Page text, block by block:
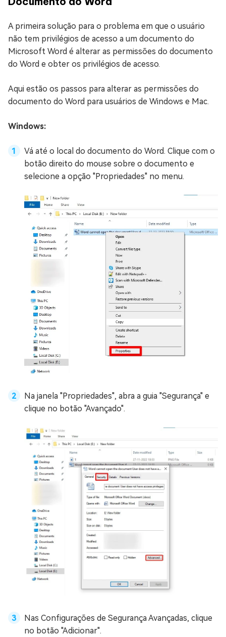
A primeira solução para o problema em que o usuário
não tem privilégios de acesso a um documento do
Microsoft Word é alterar as permissões do documento
do Word e obter os privilégios de acesso.
Aqui estão os passos para alterar as permissões do
documento do Word para usuários de Windows e Mac.
Windows:
Vá até o local do documento do Word. Clique com o
botão direito do mouse sobre o documento e
selecione a opção "Propriedades" no menu.
Na janela "Propriedades", abra a guia "Segurança" e
clique no botão "Avançado".
Nas Configurações de Segurança Avançadas, clique
no botão "Adicionar".